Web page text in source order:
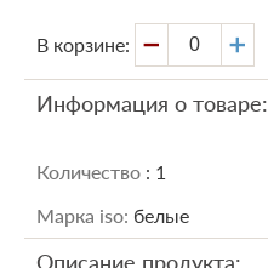
В корзине:
Информация о товаре:
Количество : 1
Марка iso: белые
Описание продукта: